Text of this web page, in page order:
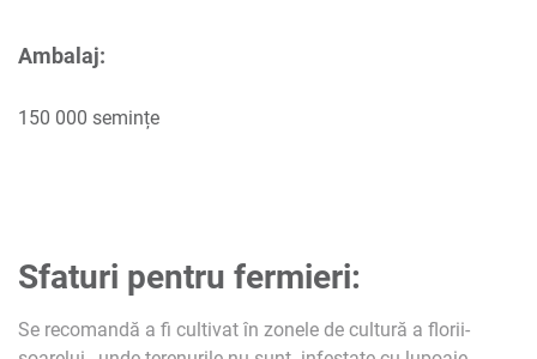
Ambalaj:
150 000 semințe
Sfaturi pentru fermieri:
Se recomandă a fi cultivat în zonele de cultură a florii-